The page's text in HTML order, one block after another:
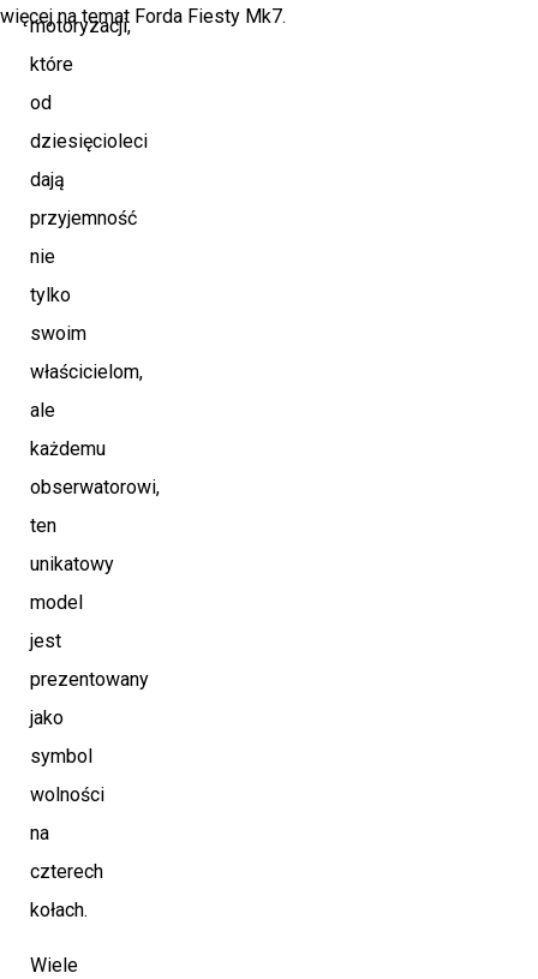
motoryzacji,
które
od
dziesięcioleci
dają
przyjemność
nie
tylko
swoim
właścicielom,
ale
każdemu
obserwatorowi,
ten
unikatowy
model
jest
prezentowany
jako
symbol
wolności
na
czterech
kołach.
Wiele
więcej na temat Forda Fiesty Mk7.